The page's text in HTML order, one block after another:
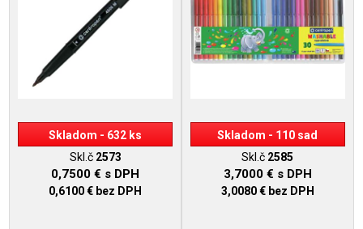
Skladom - 632 ks
Skl.č 2573
0,7500 € s DPH
0,6100 € bez DPH
Skladom - 110 sad
Skl.č 2585
3,7000 € s DPH
3,0080 € bez DPH